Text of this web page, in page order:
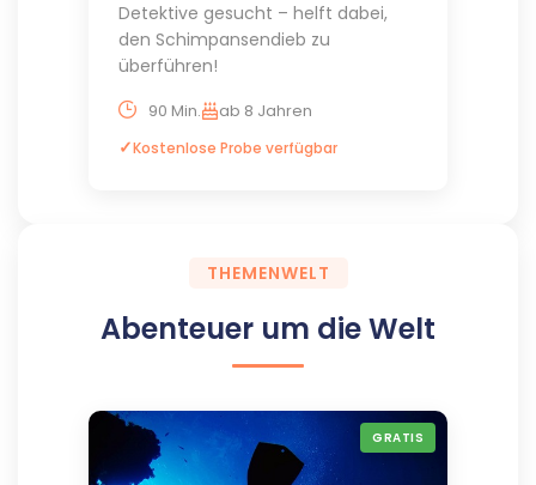
Detektive gesucht – helft dabei,
den Schimpansendieb zu
überführen!
90 Min. ab 8 Jahren
Kostenlose Probe verfügbar
THEMENWELT
Abenteuer um die Welt
GRATIS